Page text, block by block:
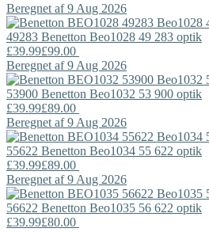
Beregnet af 9 Aug 2026
49283 Benetton Beo1028 49 283 optik
£39.99£99.00
Beregnet af 9 Aug 2026
53900 Benetton Beo1032 53 900 optik
£39.99£89.00
Beregnet af 9 Aug 2026
55622 Benetton Beo1034 55 622 optik
£39.99£89.00
Beregnet af 9 Aug 2026
56622 Benetton Beo1035 56 622 optik
£39.99£80.00